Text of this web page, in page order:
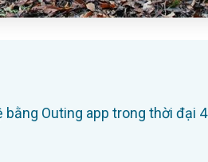
Outing app trong thời đại